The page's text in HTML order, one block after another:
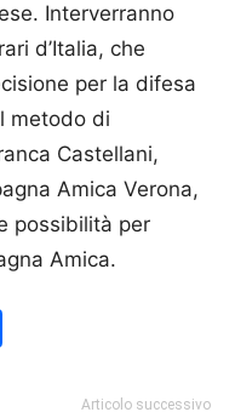
Interverranno
d’Italia, che
per la difesa
metodo di
Castellani,
Amica Verona,
possibilità per
Amica.
Articolo successivo